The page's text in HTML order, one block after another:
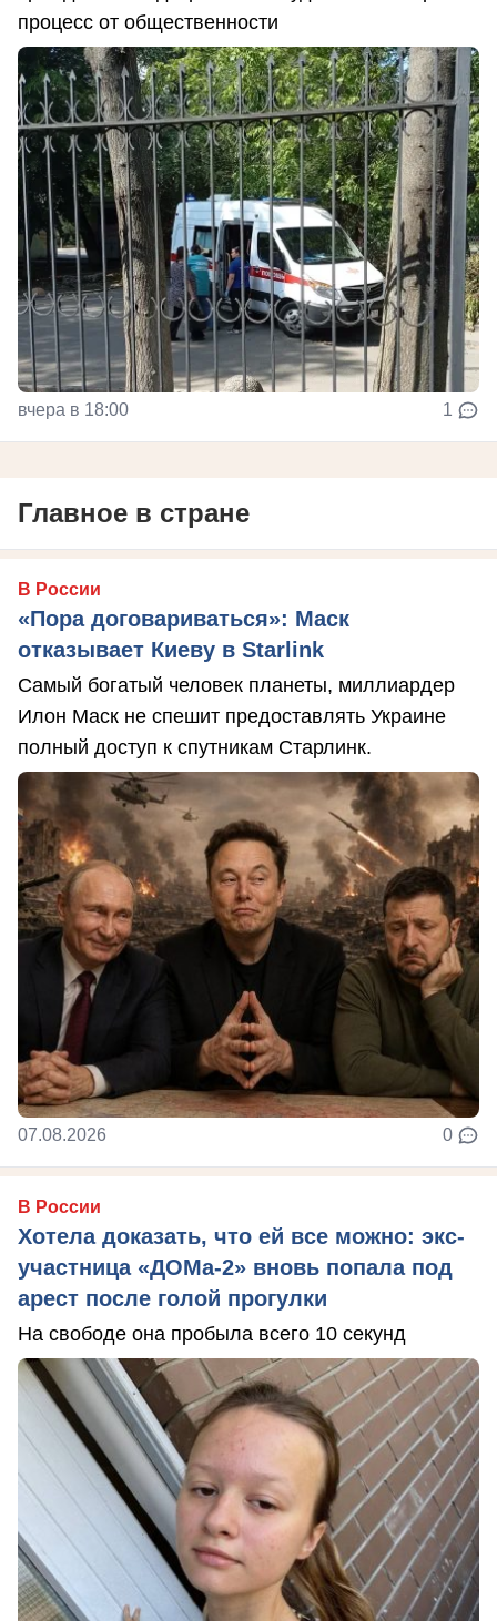
процесс от общественности
вчера в 18:00 1
Главное в стране
В России
«Пора договариваться»: Маск
отказывает Киеву в Starlink
Самый богатый человек планеты, миллиардер
Илон Маск не спешит предоставлять Украине
полный доступ к спутникам Старлинк.
07.08.2026 0
В России
Хотела доказать, что ей все можно: экс-
участница «ДОМа-2» вновь попала под
арест после голой прогулки
На свободе она пробыла всего 10 секунд